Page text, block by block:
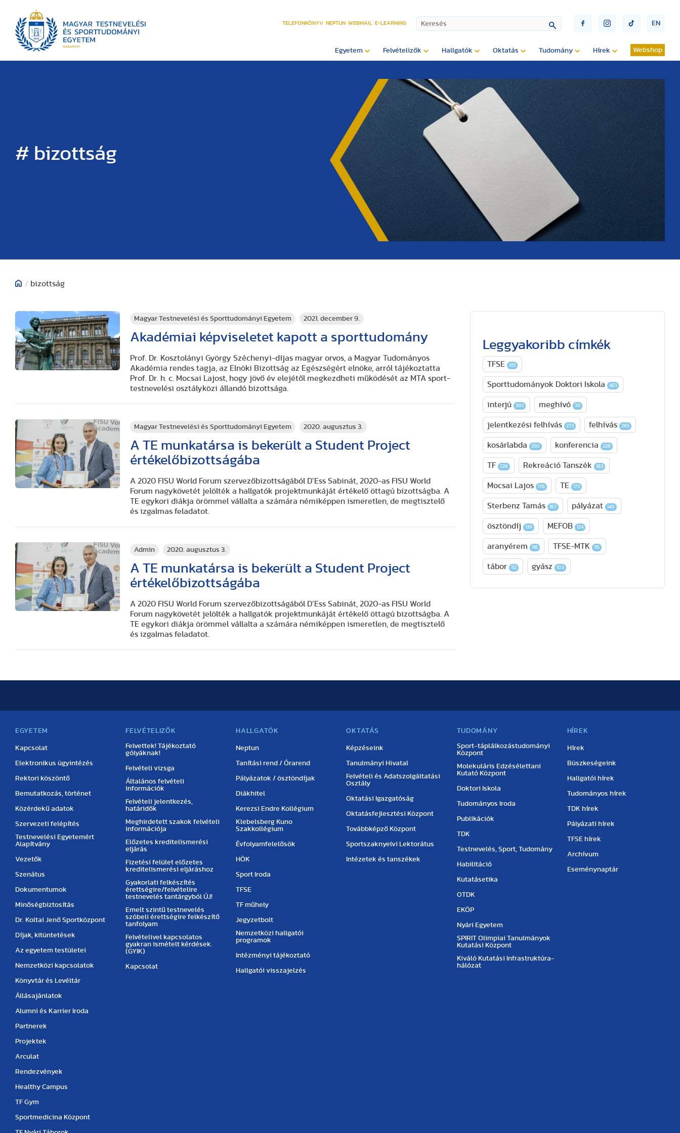
TELEFONKÖNYV NEPTUN WEBMAIL E-LEARNING EN
Egyetem Felvételizők Hallgatók Oktatás Tudomány Hírek Webshop
# bizottság
/ bizottság
Magyar Testnevelési és Sporttudományi Egyetem 2021. december 9.
Akadémiai képviseletet kapott a sporttudomány
Prof. Dr. Kosztolányi György Széchenyi-díjas magyar orvos, a Magyar Tudományos
Akadémia rendes tagja, az Elnöki Bizottság az Egészségért elnöke, arról tájékoztatta
Prof. Dr. h. c. Mocsai Lajost, hogy jövő év elejétől megkezdheti működését az MTA sport-
testnevelési osztályközi állandó bizottsága.
Magyar Testnevelési és Sporttudományi Egyetem 2020. augusztus 3.
A TE munkatársa is bekerült a Student Project
értékelőbizottságába
A 2020 FISU World Forum szervezőbizottságából D’Ess Sabinát, 2020-as FISU World
Forum nagykövetét jelölték a hallgatók projektmunkáját értékelő öttagú bizottságba. A
TE egykori diákja örömmel vállalta a számára némiképpen ismeretlen, de megtisztelő
és izgalmas feladatot.
Admin 2020. augusztus 3.
A TE munkatársa is bekerült a Student Project
értékelőbizottságába
A 2020 FISU World Forum szervezőbizottságából D’Ess Sabinát, 2020-as FISU World
Forum nagykövetét jelölték a hallgatók projektmunkáját értékelő öttagú bizottságba. A
TE egykori diákja örömmel vállalta a számára némiképpen ismeretlen, de megtisztelő
és izgalmas feladatot.
Leggyakoribb címkék
TFSE 413
Sporttudományok Doktori Iskola 401
interjú 393 meghívó 311
jelentkezési felhívás 273 felhívás 265
kosárlabda 250 konferencia 228
TF 226 Rekreáció Tanszék 183
Mocsai Lajos 176 TE 173
Sterbenz Tamás 167 pályázat 140
ösztöndíj 139 MEFOB 124
aranyérem 116 TFSE-MTK 115
tábor 112 gyász 103
EGYETEM
Kapcsolat
Elektronikus ügyintézés
Rektori köszöntő
Bemutatkozás, történet
Közérdekű adatok
Szervezeti felépítés
Testnevelési Egyetemért
Alapítvány
Vezetők
Szenátus
Dokumentumok
Minőségbiztosítás
Dr. Koltai Jenő Sportközpont
Díjak, kitüntetések
Az egyetem testületei
Nemzetközi kapcsolatok
Könyvtár és Levéltár
Állásajánlatok
Alumni és Karrier Iroda
Partnerek
Projektek
Arculat
Rendezvények
Healthy Campus
TF Gym
Sportmedicina Központ
FELVÉTELIZŐK
Felvettek! Tájékoztató
gólyáknak!
Felvételi vizsga
Általános felvételi
információk
Felvételi jelentkezés,
határidők
Meghirdetett szakok felvételi
információja
Előzetes kreditelismerési
eljárás
Fizetési felület előzetes
kreditelismerési eljáráshoz
Gyakorlati felkészítés
érettségire/felvételire
testnevelés tantárgyból ÚJ!
Emelt szintű testnevelés
szóbeli érettségire felkészítő
tanfolyam
Felvételivel kapcsolatos
gyakran ismételt kérdések.
(GYIK)
Kapcsolat
HALLGATÓK
Neptun
Tanítási rend / Órarend
Pályázatok / ösztöndíjak
Diákhitel
Kerezsi Endre Kollégium
Klebelsberg Kuno
Szakkollégium
Évfolyamfelelősök
HÖK
Sport Iroda
TFSE
TF műhely
Jegyzetbolt
Nemzetközi hallgatói
programok
Intézményi tájékoztató
Hallgatói visszajelzés
OKTATÁS
Képzéseink
Tanulmányi Hivatal
Felvételi és Adatszolgáltatási
Osztály
Oktatási Igazgatóság
Oktatásfejlesztési Központ
Továbbképző Központ
Sportszaknyelvi Lektorátus
Intézetek és tanszékek
TUDOMÁNY
Sport-táplálkozástudományi
Központ
Molekuláris Edzésélettani
Kutató Központ
Doktori Iskola
Tudományos Iroda
Publikációk
TDK
Testnevelés, Sport, Tudomány
Habilitáció
Kutatásetika
OTDK
EKÖP
Nyári Egyetem
SPIRIT Olimpiai Tanulmányok
Kutatási Központ
Kiváló Kutatási Infrastruktúra-
hálózat
HÍREK
Hírek
Büszkeségeink
Hallgatói hírek
Tudományos hírek
TDK hírek
Pályázati hírek
TFSE hírek
Archívum
Eseménynaptár